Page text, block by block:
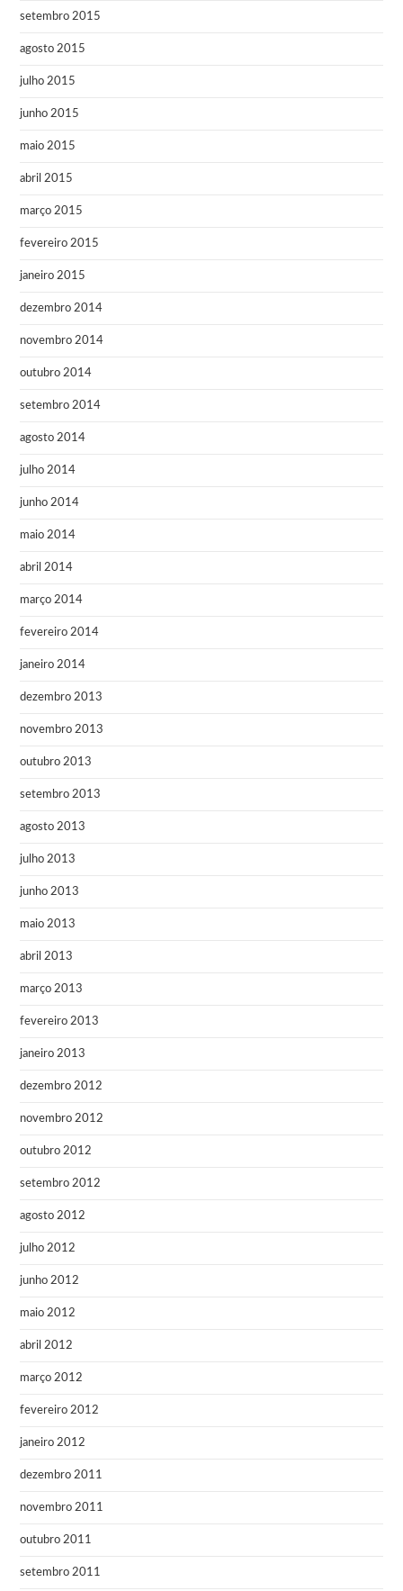
setembro 2015
agosto 2015
julho 2015
junho 2015
maio 2015
abril 2015
março 2015
fevereiro 2015
janeiro 2015
dezembro 2014
novembro 2014
outubro 2014
setembro 2014
agosto 2014
julho 2014
junho 2014
maio 2014
abril 2014
março 2014
fevereiro 2014
janeiro 2014
dezembro 2013
novembro 2013
outubro 2013
setembro 2013
agosto 2013
julho 2013
junho 2013
maio 2013
abril 2013
março 2013
fevereiro 2013
janeiro 2013
dezembro 2012
novembro 2012
outubro 2012
setembro 2012
agosto 2012
julho 2012
junho 2012
maio 2012
abril 2012
março 2012
fevereiro 2012
janeiro 2012
dezembro 2011
novembro 2011
outubro 2011
setembro 2011